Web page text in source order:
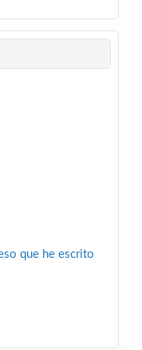
que he escrito